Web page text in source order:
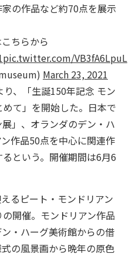
の作品など約70点を展示
ちらから
pic.twitter.com/VB3fA6LpuL
March 23, 2021
、「生誕150年記念 モン
て」を開始した。日本で
」、オランダのデン・ハ
作品50点を中心に関連作
という。開催期間は6月6
るピート・モンドリアン
開催。モンドリアン作品
・ハーグ美術館からの借
の風景画から晩年の原色